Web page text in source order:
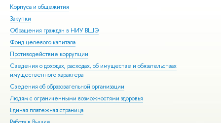
Корпуса и общежития
Закупки
Обращения граждан в НИУ ВШЭ
Фонд целевого капитала
Противодействие коррупции
Сведения о доходах, расходах, об имуществе и обязательствах
имущественного характера
Сведения об образовательной организации
Людям с ограниченными возможностями здоровья
Единая платежная страница